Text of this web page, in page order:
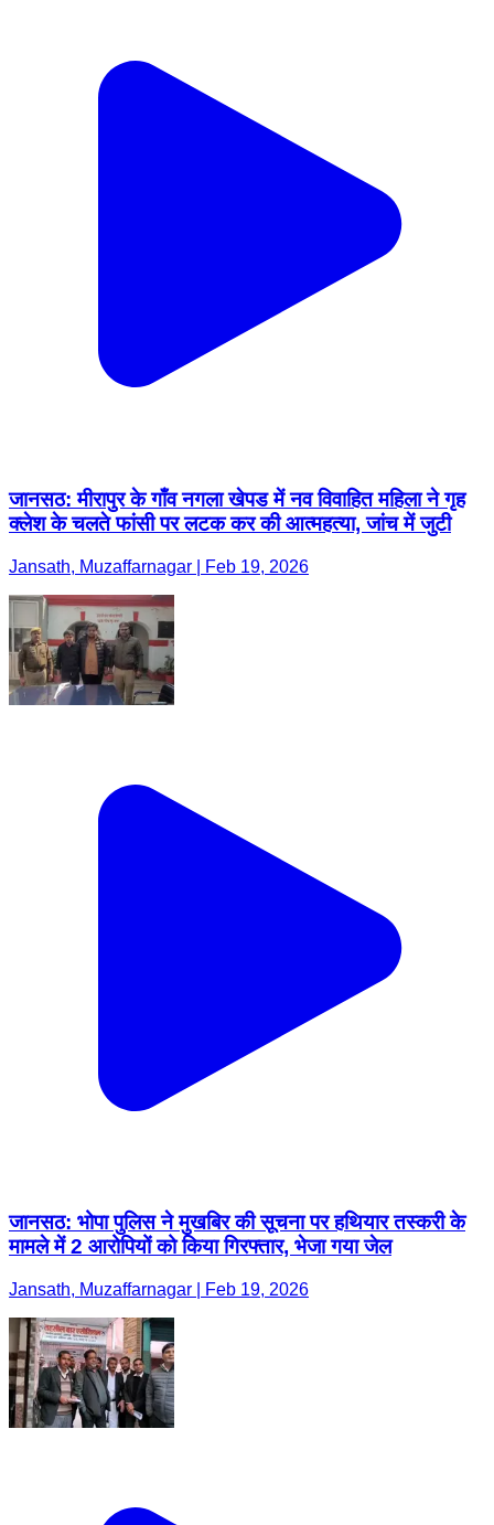
जानसठ: मीरापुर के गाँव नगला खेपड में नव विवाहित महिला ने गृह
क्लेश के चलते फांसी पर लटक कर की आत्महत्या, जांच में जुटी
Jansath, Muzaffarnagar | Feb 19, 2026
जानसठ: भोपा पुलिस ने मुखबिर की सूचना पर हथियार तस्करी के
मामले में 2 आरोपियों को किया गिरफ्तार, भेजा गया जेल
Jansath, Muzaffarnagar | Feb 19, 2026